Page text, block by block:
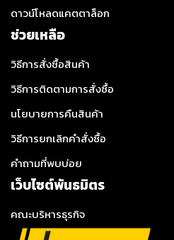
ดาวน์โหลดแคตตาล็อก
ช่วยเหลือ
วิธีการสั่งซื้อสินค้า
วิธีการติดตามการสั่งซื้อ
นโยบายการคืนสินค้า
วิธีการยกเลิกคำสั่งซื้อ
คำถามที่พบบ่อย
เว็บไซต์พันธมิตร
คณะบริหารธุรกิจ